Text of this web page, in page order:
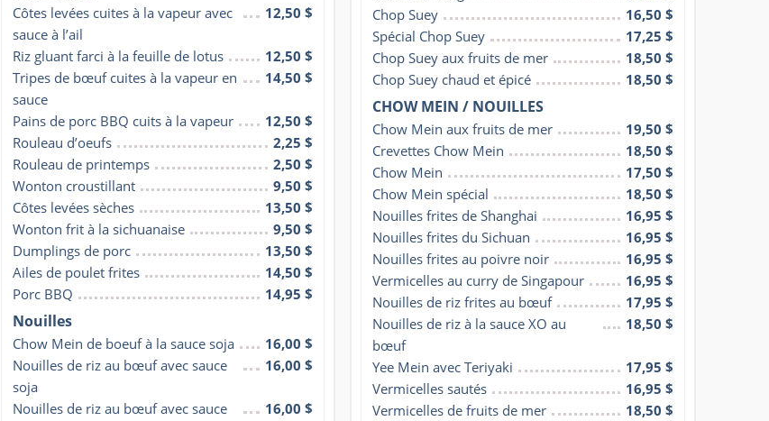
Côtes levées cuites à la vapeur avec
sauce à l’ail
12,50 $
Riz gluant farci à la feuille de lotus
12,50 $
Tripes de bœuf cuites à la vapeur en
sauce
14,50 $
Pains de porc BBQ cuits à la vapeur
12,50 $
Rouleau d’oeufs
2,25 $
Rouleau de printemps
2,50 $
Wonton croustillant
9,50 $
Côtes levées sèches
13,50 $
Wonton frit à la sichuanaise
9,50 $
Dumplings de porc
13,50 $
Ailes de poulet frites
14,50 $
Porc BBQ
14,95 $
Nouilles
Chow Mein de boeuf à la sauce soja
16,00 $
Nouilles de riz au bœuf avec sauce
soja
16,00 $
Nouilles de riz au bœuf avec sauce
16,00 $
Chop Suey
16,50 $
Spécial Chop Suey
17,25 $
Chop Suey aux fruits de mer
18,50 $
Chop Suey chaud et épicé
18,50 $
CHOW MEIN / NOUILLES
Chow Mein aux fruits de mer
19,50 $
Crevettes Chow Mein
18,50 $
Chow Mein
17,50 $
Chow Mein spécial
18,50 $
Nouilles frites de Shanghai
16,95 $
Nouilles frites du Sichuan
16,95 $
Nouilles frites au poivre noir
16,95 $
Vermicelles au curry de Singapour
16,95 $
Nouilles de riz frites au bœuf
17,95 $
Nouilles de riz à la sauce XO au
bœuf
18,50 $
Yee Mein avec Teriyaki
17,95 $
Vermicelles sautés
16,95 $
Vermicelles de fruits de mer
18,50 $